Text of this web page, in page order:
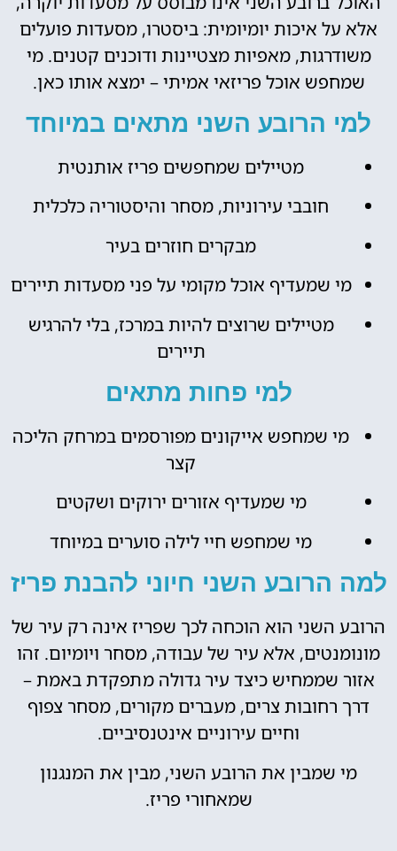
אלא על איכות יומיומית: ביסטרו, מסעדות פועלים
משודרגות, מאפיות מצטיינות ודוכנים קטנים. מי
שמחפש אוכל פריזאי אמיתי – ימצא אותו כאן.
למי הרובע השני מתאים במיוחד
מטיילים שמחפשים פריז אותנטית
חובבי עירוניות, מסחר והיסטוריה כלכלית
מבקרים חוזרים בעיר
מי שמעדיף אוכל מקומי על פני מסעדות תיירים
מטיילים שרוצים להיות במרכז, בלי להרגיש
תיירים
למי פחות מתאים
מי שמחפש אייקונים מפורסמים במרחק הליכה
קצר
מי שמעדיף אזורים ירוקים ושקטים
מי שמחפש חיי לילה סוערים במיוחד
למה הרובע השני חיוני להבנת פריז
הרובע השני הוא הוכחה לכך שפריז אינה רק עיר של
מונומנטים, אלא עיר של עבודה, מסחר ויומיום. זהו
אזור שממחיש כיצד עיר גדולה מתפקדת באמת –
דרך רחובות צרים, מעברים מקורים, מסחר צפוף
וחיים עירוניים אינטנסיביים.
מי שמבין את הרובע השני, מבין את המנגנון
שמאחורי פריז.